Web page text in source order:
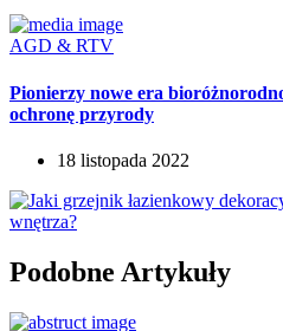
AGD & RTV
Pionierzy nowe era
ochronę przyrody
18 listopada 2022
Podobne Artykuły